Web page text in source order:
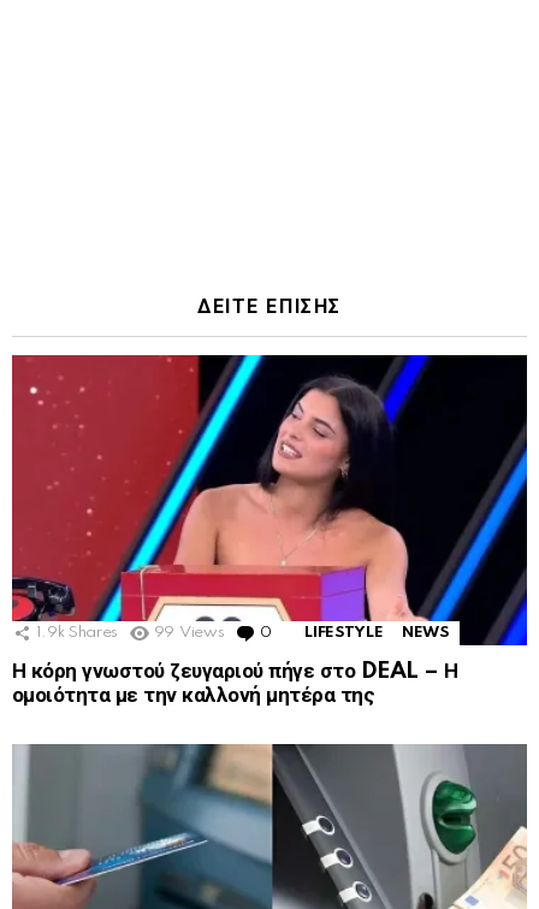
ΔΕΙΤΕ ΕΠΙΣΗΣ
1.9k Shares 99 Views 0 Comments
LIFESTYLE NEWS
Η κόρη γνωστού ζευγαριού πήγε στο DEAL – Η
ομοιότητα με την καλλονή μητέρα της